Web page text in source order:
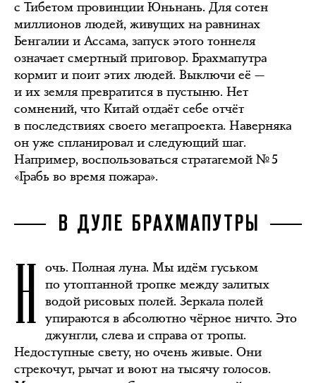
с Тибетом провинции Юньнань. Для сотен
миллионов людей, живущих на равнинах
Бенгалии и Ассама, запуск этого тоннеля
означает смертный приговор. Брахмапутра
кормит и поит этих людей. Выключи её —
и их земля превратится в пустыню. Нет
сомнений, что Китай отдаёт себе отчёт
в последствиях своего мегапроекта. Наверняка
он уже спланировал и следующий шаг.
Например, воспользоваться стратагемой № 5
«Грабь во время пожара».
В ДУЛЕ БРАХМАПУТРЫ
Н очь. Полная луна. Мы идём гуськом
по утоптанной тропке между залитых
водой рисовых полей. Зеркала полей
упираются в абсолютно чёрное ничто. Это
джунгли, слева и справа от тропы.
Недоступные свету, но очень живые. Они
стрекочут, рычат и воют на тысячу голосов.